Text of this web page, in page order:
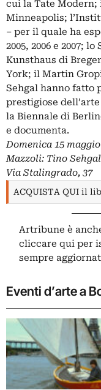
cui la Tate
Minneapolis;
– per il quale ha
2005, 2006 e 2007;
Kunsthaus di
York; il Martin
Sehgal hanno fatto
prestigiose
la Biennale di
e documenta.
Domenica 15
Mazzoli: Tino
Via Stalingrado, 37
ACQUISTA QUI il
Artribune è
cliccare qui per
sempre
Eventi d’arte a